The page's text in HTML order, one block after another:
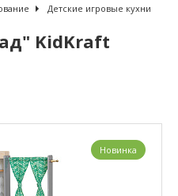
Детские игровые кухни
KidKraft
Новинка